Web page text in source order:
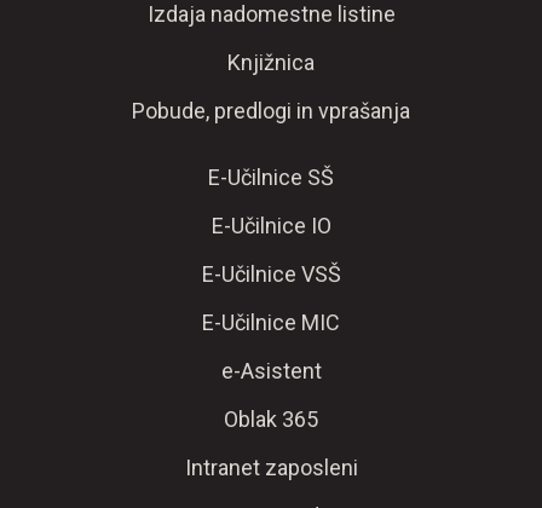
Izdaja nadomestne listine
Knjižnica
Pobude, predlogi in vprašanja
E-Učilnice SŠ
E-Učilnice IO
E-Učilnice VSŠ
E-Učilnice MIC
e-Asistent
Oblak 365
Intranet zaposleni